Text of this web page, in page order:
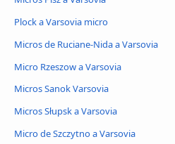
Plock a Varsovia micro
Micros de Ruciane-Nida a Varsovia
Micro Rzeszow a Varsovia
Micros Sanok Varsovia
Micros Słupsk a Varsovia
Micro de Szczytno a Varsovia